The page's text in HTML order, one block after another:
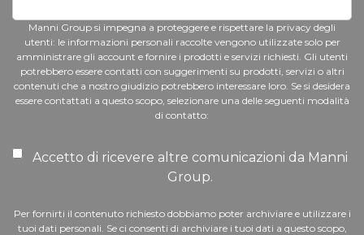
Manni Group si impegna a proteggere e rispettare la privacy degli
utenti: le informazioni personali raccolte vengono utilizzate solo per
amministrare gli account e fornire i prodotti e servizi richiesti. Gli utenti
potrebbero essere contatti con suggerimenti su prodotti, servizi o altri
contenuti che a nostro giudizio potrebbero interessare loro. Se si desidera
essere contattati a questo scopo, selezionare una delle seguenti modalità
di contatto:
Accetto di ricevere altre comunicazioni da Manni
Group.
Per fornirti il contenuto richiesto dobbiamo poter archiviare e utilizzare i
tuoi dati personali. Se ci consenti di archiviare i tuoi dati a questo scopo,